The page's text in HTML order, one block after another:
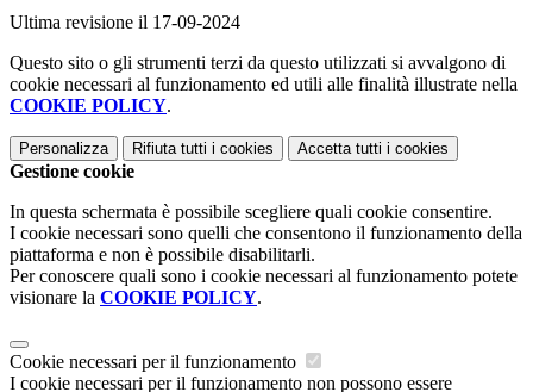
Ultima revisione il 17-09-2024
Questo sito o gli strumenti terzi da questo utilizzati si avvalgono di
cookie necessari al funzionamento ed utili alle finalità illustrate nella
COOKIE POLICY.
Personalizza Rifiuta tutti i cookies Accetta tutti i cookies
Gestione cookie
In questa schermata è possibile scegliere quali cookie consentire.
I cookie necessari sono quelli che consentono il funzionamento della
piattaforma e non è possibile disabilitarli.
Per conoscere quali sono i cookie necessari al funzionamento potete
visionare la COOKIE POLICY.
Cookie necessari per il funzionamento
I cookie necessari per il funzionamento non possono essere